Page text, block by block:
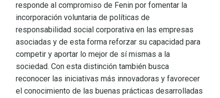
responde al compromiso de Fenin por fomentar la
incorporación voluntaria de políticas de
responsabilidad social corporativa en las empresas
asociadas y de esta forma reforzar su capacidad para
competir y aportar lo mejor de sí mismas a la
sociedad. Con esta distinción también busca
reconocer las iniciativas más innovadoras y favorecer
el conocimiento de las buenas prácticas desarrolladas